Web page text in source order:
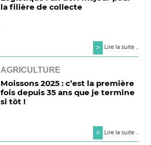
la filière de collecte
> Lire la suite ...
AGRICULTURE
Moissons 2025 : c’est la première
fois depuis 35 ans que je termine
si tôt !
> Lire la suite ...